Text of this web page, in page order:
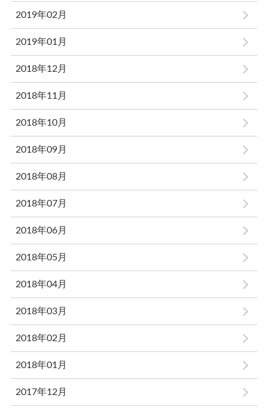
2019年02月
2019年01月
2018年12月
2018年11月
2018年10月
2018年09月
2018年08月
2018年07月
2018年06月
2018年05月
2018年04月
2018年03月
2018年02月
2018年01月
2017年12月